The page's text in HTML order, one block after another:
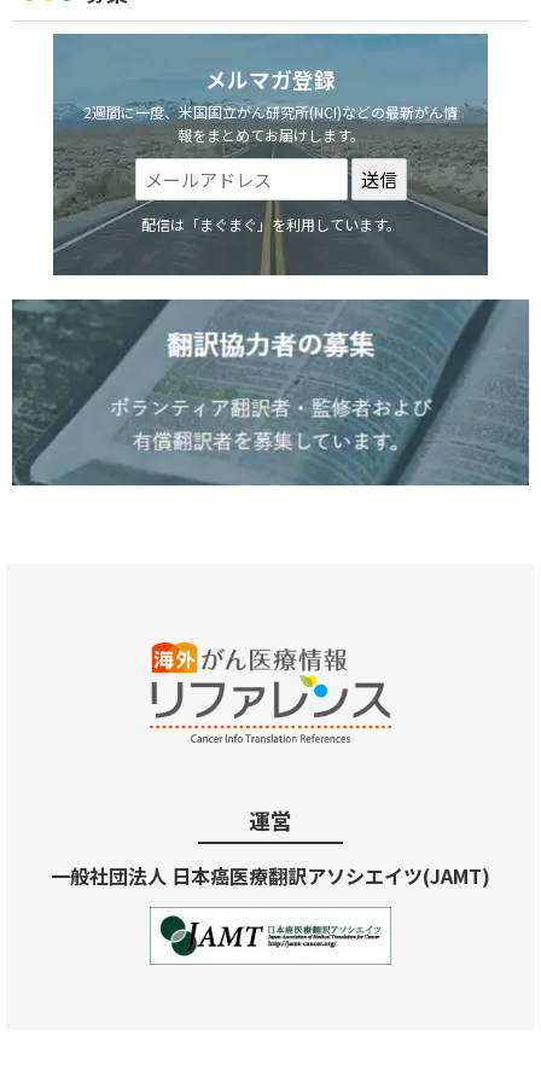
メルマガ登録
2週間に一度、米国国立がん研究所(NCI)などの最新がん情
報をまとめてお届けします。
配信は「まぐまぐ」を利用しています。
運営
一般社団法人 日本癌医療翻訳アソシエイツ(JAMT)